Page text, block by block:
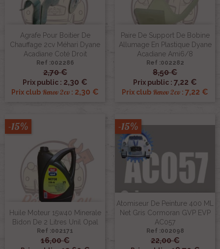
Agrafe Pour Boitier De
Chauffage 2cv Méhari Dyane
Acadiane Coté Droit
Ref :002286
2,70 €
Prix public : 2,30 €
Prix club Renov 2cv : 2,30 €
Paire De Support De Bobine
Allumage En Plastique Dyane
Acadiane Ami6/8
Ref :002282
8,50 €
Prix public : 7,22 €
Prix club Renov 2cv : 7,22 €
Huile Moteur 15w40 Minerale
Bidon De 2 Litres Unil Opal
Ref :002171
16,00 €
-15%
Atomiseur De Peinture 400 ML
Net Gris Cormoran GVP EVP
AC057
Ref :002098
22,00 €
-15%